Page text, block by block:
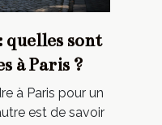
sont
à Paris ?
à Paris pour un
est de savoir